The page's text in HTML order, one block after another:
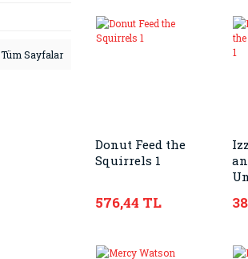
Tüm Sayfalar
Donut Feed the
Squirrels 1
576,44 TL